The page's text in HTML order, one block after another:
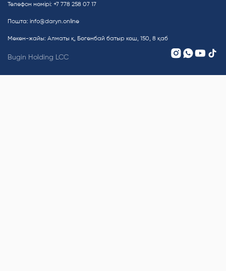
Телефон нөмірі: +7 778 258 07 17
Пошта: info@daryn.online
Мекен-жайы: Алматы қ, Бөгенбай батыр көш, 150, 8 қаб
Bugin Holding LCC